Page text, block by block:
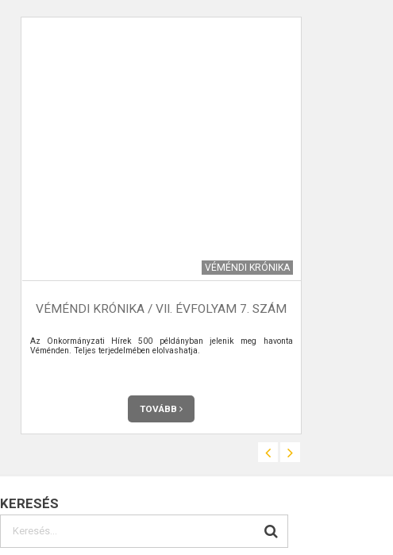
VÉMÉNDI KRÓNIKA
VÉMÉNDI KRÓNIKA / VII. ÉVFOLYAM 7. SZÁM
Az Önkormányzati Hírek 500 példányban jelenik meg havonta
Véménden. Teljes terjedelmében elolvashatja.
TOVÁBB
KERESÉS